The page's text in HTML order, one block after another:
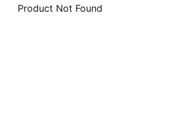
Product Not Found